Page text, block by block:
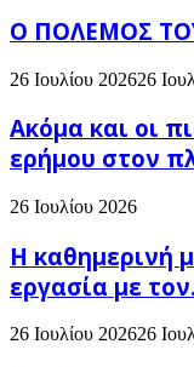
Ο ΠΟΛΕΜΟΣ
26 Ιουλίου 202626
Ακόμα και οι
ερήμου στον
26 Ιουλίου 2026
H καθημερινή
εργασία με
26 Ιουλίου 202626